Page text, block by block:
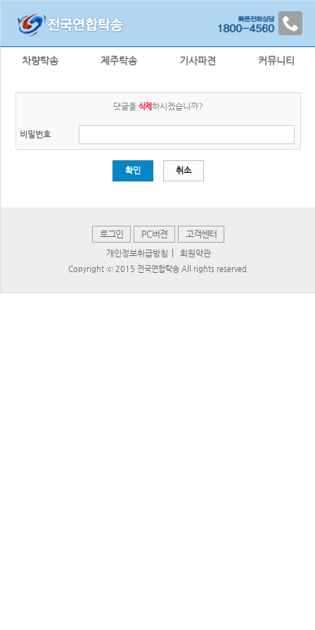
차량탁송 제주탁송 기사파견 커뮤니티
댓글을삭제 하시겠습니까?
비밀번호
확인 취소
로그인 PC버젼 고객센터
개인정보취급방침 회원약관
Copyright ⓒ 2015 전국연합탁송 All rights reserved.